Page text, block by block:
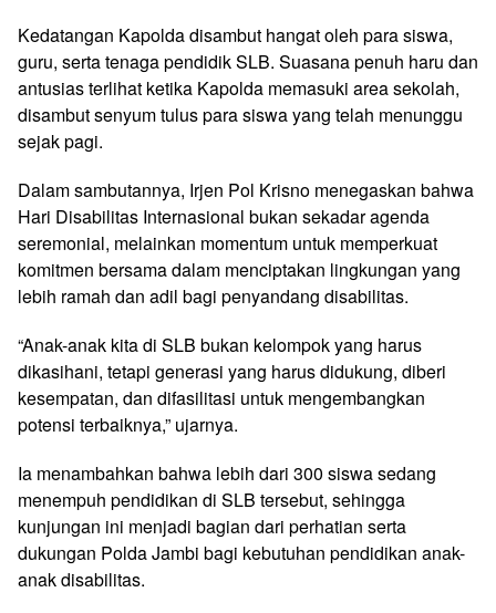
Kedatangan Kapolda disambut hangat oleh para siswa,
guru, serta tenaga pendidik SLB. Suasana penuh haru dan
antusias terlihat ketika Kapolda memasuki area sekolah,
disambut senyum tulus para siswa yang telah menunggu
sejak pagi.
Dalam sambutannya, Irjen Pol Krisno menegaskan bahwa
Hari Disabilitas Internasional bukan sekadar agenda
seremonial, melainkan momentum untuk memperkuat
komitmen bersama dalam menciptakan lingkungan yang
lebih ramah dan adil bagi penyandang disabilitas.
“Anak-anak kita di SLB bukan kelompok yang harus
dikasihani, tetapi generasi yang harus didukung, diberi
kesempatan, dan difasilitasi untuk mengembangkan
potensi terbaiknya,” ujarnya.
Ia menambahkan bahwa lebih dari 300 siswa sedang
menempuh pendidikan di SLB tersebut, sehingga
kunjungan ini menjadi bagian dari perhatian serta
dukungan Polda Jambi bagi kebutuhan pendidikan anak-
anak disabilitas.